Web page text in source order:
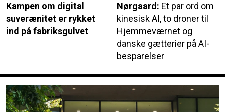
Kampen om digital
suverænitet er rykket
ind på fabriksgulvet
Nørgaard: Et par ord om
kinesisk AI, to droner til
Hjemmeværnet og
danske gætterier på AI-
besparelser